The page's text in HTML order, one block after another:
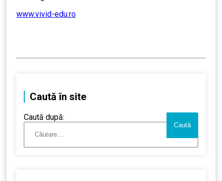
www.vivid-edu.ro
Caută în site
Caută după: